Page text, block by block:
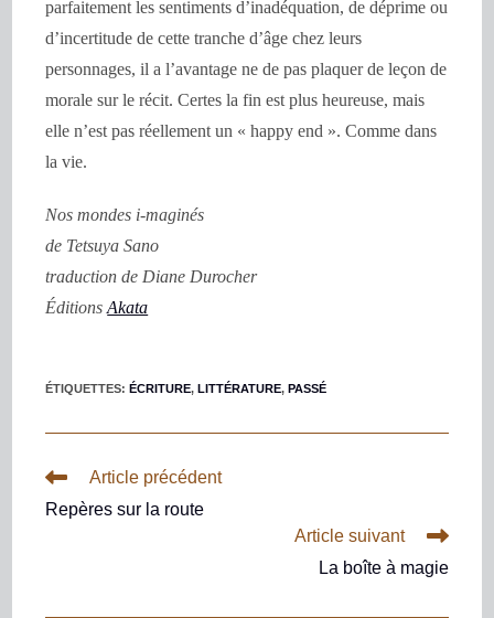
parfaitement les sentiments d’inadéquation, de déprime ou
d’incertitude de cette tranche d’âge chez leurs
personnages, il a l’avantage ne de pas plaquer de leçon de
morale sur le récit. Certes la fin est plus heureuse, mais
elle n’est pas réellement un « happy end ». Comme dans
la vie.
Nos mondes i-maginés
de Tetsuya Sano
traduction de Diane Durocher
ÉditionsAkata
ÉTIQUETTES:ÉCRITURE, LITTÉRATURE, PASSÉ
Article précédent
Repères sur la route
Article suivant
La boîte à magie